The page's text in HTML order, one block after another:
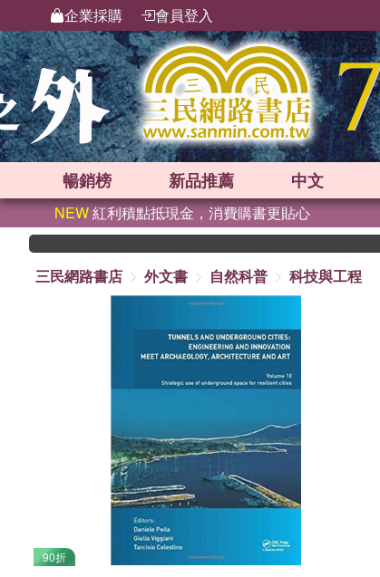
企業採購 會員登入
暢銷榜 新品推薦 中文
NEW紅利積點抵現金，消費購書更貼心
三民網路書店
外文書 自然科普 科技與工程
90折